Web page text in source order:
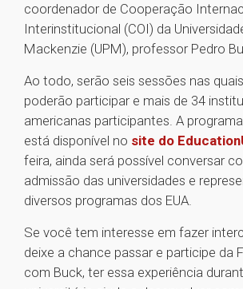
coordenador de Cooperação
Interinstitucional (COI) da
Mackenzie (UPM), professor Pedro
Ao todo, serão seis sessões nas
poderão participar e mais de 34
americanas participantes. A
está disponível no site do
feira, ainda será possível conversar
admissão das universidades e
diversos programas dos EUA.
Se você tem interesse em fazer
deixe a chance passar e participe da
com Buck, ter essa experiência